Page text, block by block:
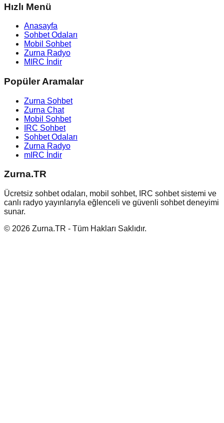
Hızlı Menü
Anasayfa
Sohbet Odaları
Mobil Sohbet
Zurna Radyo
MIRC İndir
Popüler Aramalar
Zurna Sohbet
Zurna Chat
Mobil Sohbet
IRC Sohbet
Sohbet Odaları
Zurna Radyo
mIRC İndir
Zurna.TR
Ücretsiz sohbet odaları, mobil sohbet, IRC sohbet sistemi ve
canlı radyo yayınlarıyla eğlenceli ve güvenli sohbet deneyimi
sunar.
© 2026 Zurna.TR - Tüm Hakları Saklıdır.